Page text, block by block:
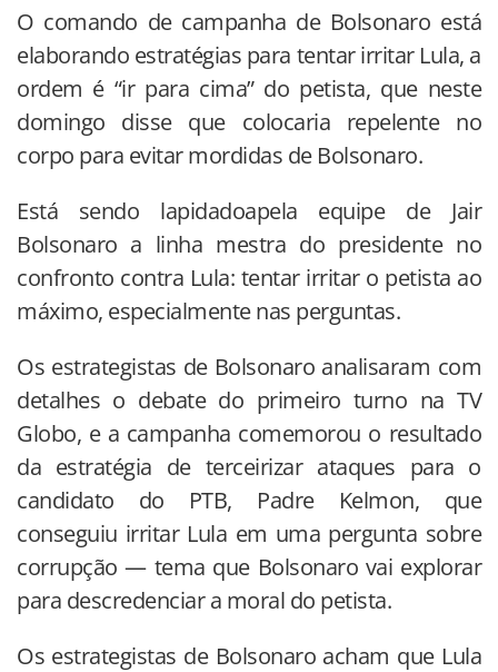
O comando de campanha de Bolsonaro está
elaborando estratégias para tentar irritar Lula, a
ordem é “ir para cima” do petista, que neste
domingo disse que colocaria repelente no
corpo para evitar mordidas de Bolsonaro.
Está sendo lapidadoapela equipe de Jair
Bolsonaro a linha mestra do presidente no
confronto contra Lula: tentar irritar o petista ao
máximo, especialmente nas perguntas.
Os estrategistas de Bolsonaro analisaram com
detalhes o debate do primeiro turno na TV
Globo, e a campanha comemorou o resultado
da estratégia de terceirizar ataques para o
candidato do PTB, Padre Kelmon, que
conseguiu irritar Lula em uma pergunta sobre
corrupção — tema que Bolsonaro vai explorar
para descredenciar a moral do petista.
Os estrategistas de Bolsonaro acham que Lula